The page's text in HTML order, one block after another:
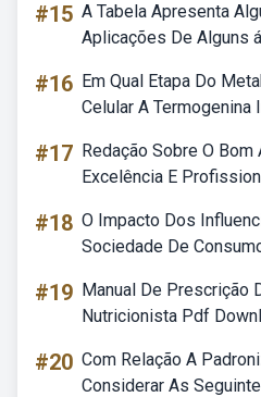
#15 A Tabela Apresenta
Aplicações De Alguns
#16 Em Qual Etapa Do
Celular A Termogenina
#17 Redação Sobre O
Excelência E
#18 O Impacto Dos
Sociedade De
#19 Manual De Prescrição
Nutricionista Pdf
#20 Com Relação A
Considerar As